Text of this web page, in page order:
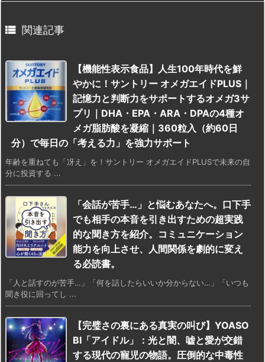
 関連記事
【機能性表示食品】人生100年時代を鮮
やかに！サントリー オメガエイドPLUS｜
記憶力と判断力をサポートするオメガ3サ
プリ｜DHA・EPA・ARA・DPAの4種オ
メガ脂肪酸を凝縮｜360粒入（約60日
分）で毎日の「考える力」を強力サポート
年齢を重ねても「冴え」を！サントリー オメガエイドPLUSで未来の自
分に投資する ...
「会話が苦手…」と悩むあなたへ。口下手
でも相手の本音を引き出すための超実践
的な聞き方を紹介。コミュニケーション
能力を向上させ、人間関係を劇的に変え
る必読書。
「人と話すのが苦手…」「何を話したらいいか分からない…」「いつも
聞き役に回ってし ...
【完璧さの裏にある真実の叫び】YOASO
BI「アイドル」：光と闇、嘘と愛が交錯
する現代の寵児の物語。圧倒的な中毒性